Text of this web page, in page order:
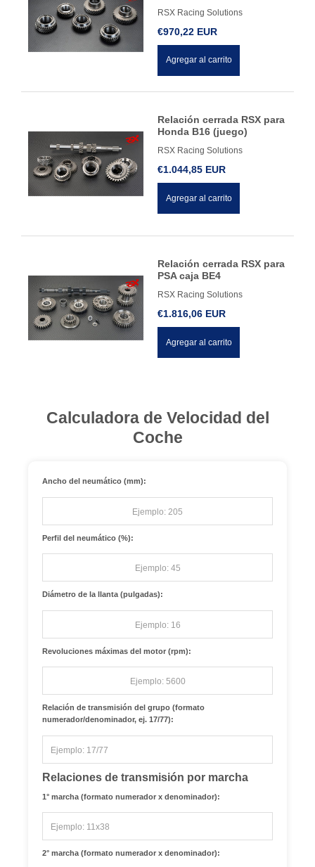
RSX Racing Solutions
€970,22 EUR
Agregar al carrito
Relación cerrada RSX para
Honda B16 (juego)
RSX Racing Solutions
€1.044,85 EUR
Agregar al carrito
Relación cerrada RSX para
PSA caja BE4
RSX Racing Solutions
€1.816,06 EUR
Agregar al carrito
Calculadora de Velocidad del
Coche
Ancho del neumático (mm):
Perfil del neumático (%):
Diámetro de la llanta (pulgadas):
Revoluciones máximas del motor (rpm):
Relación de transmisión del grupo (formato
numerador/denominador, ej. 17/77):
Relaciones de transmisión por marcha
1° marcha (formato numerador x denominador):
2° marcha (formato numerador x denominador):